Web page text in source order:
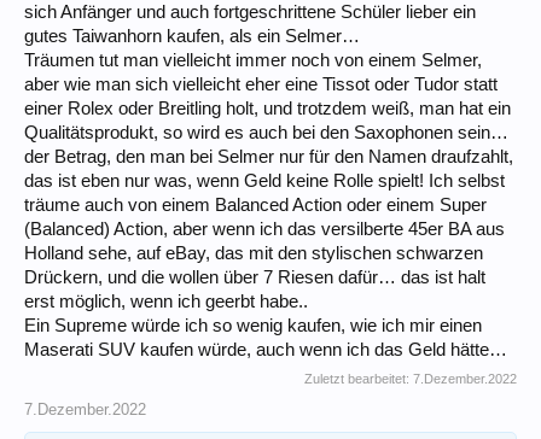
sich Anfänger und auch fortgeschrittene Schüler lieber ein
gutes Taiwanhorn kaufen, als ein Selmer…
Träumen tut man vielleicht immer noch von einem Selmer,
aber wie man sich vielleicht eher eine Tissot oder Tudor statt
einer Rolex oder Breitling holt, und trotzdem weiß, man hat ein
Qualitätsprodukt, so wird es auch bei den Saxophonen sein…
der Betrag, den man bei Selmer nur für den Namen draufzahlt,
das ist eben nur was, wenn Geld keine Rolle spielt! Ich selbst
träume auch von einem Balanced Action oder einem Super
(Balanced) Action, aber wenn ich das versilberte 45er BA aus
Holland sehe, auf eBay, das mit den stylischen schwarzen
Drückern, und die wollen über 7 Riesen dafür… das ist halt
erst möglich, wenn ich geerbt habe..
Ein Supreme würde ich so wenig kaufen, wie ich mir einen
Maserati SUV kaufen würde, auch wenn ich das Geld hätte…
Zuletzt bearbeitet: 7.Dezember.2022
7.Dezember.2022